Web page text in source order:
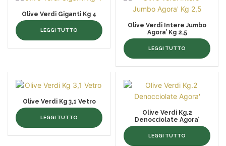
Olive Verdi Giganti Kg 4
LEGGI TUTTO
Olive Verdi Intere Jumbo
Agora’ Kg 2,5
LEGGI TUTTO
Olive Verdi Kg 3,1 Vetro
LEGGI TUTTO
Olive Verdi Kg.2
Denocciolate Agora’
LEGGI TUTTO